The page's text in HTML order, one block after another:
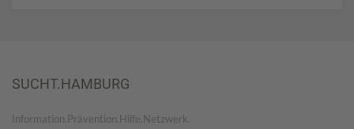
SUCHT.HAMBURG
Information.Prävention.Hilfe.Netzwerk.